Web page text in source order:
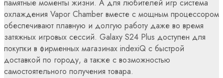
памятные моменты жизни. А для любителей игр система
охлаждения Vapor Chamber вместе с мощным процессором
обеспечивают плавную и долгую работу даже во время
затяжных игровых сессий. Galaxy S24 Plus доступен для
покупки в фирменных магазинах indexiQ с быстрой
доставкой по городу, а также с возможностью
самостоятельного получения товара.